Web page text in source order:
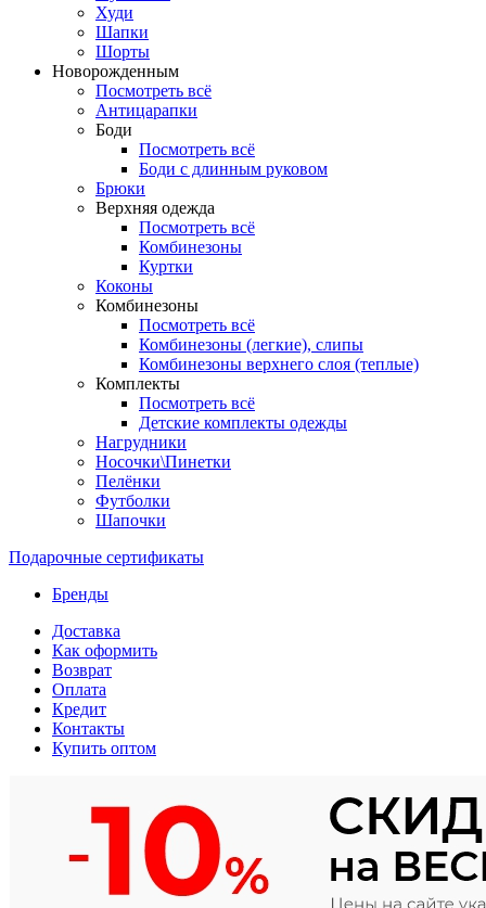
Худи
Шапки
Шорты
Новорожденным
Посмотреть всё
Антицарапки
Боди
Посмотреть всё
Боди с длинным руковом
Брюки
Верхняя одежда
Посмотреть всё
Комбинезоны
Куртки
Коконы
Комбинезоны
Посмотреть всё
Комбинезоны (легкие), слипы
Комбинезоны верхнего слоя (теплые)
Комплекты
Посмотреть всё
Детские комплекты одежды
Нагрудники
Носочки\Пинетки
Пелёнки
Футболки
Шапочки
Подарочные сертификаты
Бренды
Доставка
Как оформить
Возврат
Оплата
Кредит
Контакты
Купить оптом